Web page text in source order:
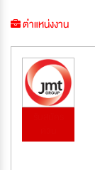
ตำแหน่งงาน